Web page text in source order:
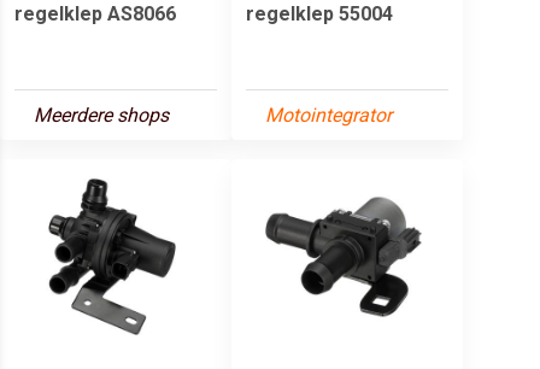
regelklep AS8066
Meerdere shops
regelklep 55004
Motointegrator